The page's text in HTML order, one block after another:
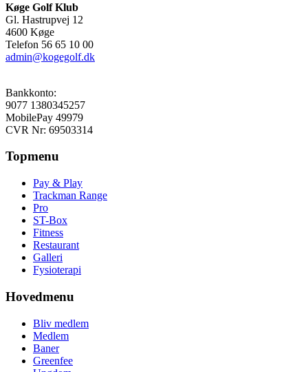
Køge Golf Klub
Gl. Hastrupvej 12
4600 Køge
Telefon 56 65 10 00
admin@kogegolf.dk
Bankkonto:
9077 1380345257
MobilePay 49979
CVR Nr: 69503314
Topmenu
Pay & Play
Trackman Range
Pro
ST-Box
Fitness
Restaurant
Galleri
Fysioterapi
Hovedmenu
Bliv medlem
Medlem
Baner
Greenfee